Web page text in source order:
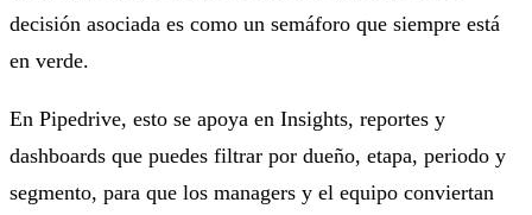
decisión asociada es como un semáforo que siempre está
en verde.
En Pipedrive, esto se apoya en Insights, reportes y
dashboards que puedes filtrar por dueño, etapa, periodo y
segmento, para que los managers y el equipo conviertan